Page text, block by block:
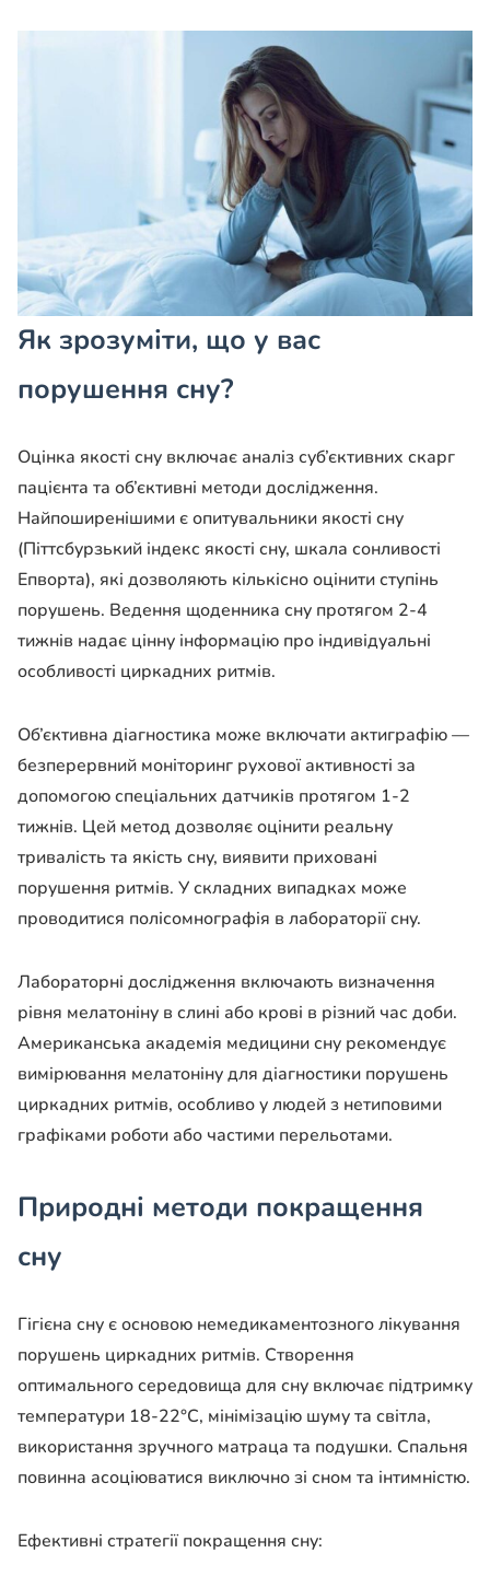
Як зрозуміти, що у вас
порушення сну?
Оцінка якості сну включає аналіз суб’єктивних скарг
пацієнта та об’єктивні методи дослідження.
Найпоширенішими є опитувальники якості сну
(Піттсбурзький індекс якості сну, шкала сонливості
Епворта), які дозволяють кількісно оцінити ступінь
порушень. Ведення щоденника сну протягом 2-4
тижнів надає цінну інформацію про індивідуальні
особливості циркадних ритмів.
Об’єктивна діагностика може включати актиграфію —
безперервний моніторинг рухової активності за
допомогою спеціальних датчиків протягом 1-2
тижнів. Цей метод дозволяє оцінити реальну
тривалість та якість сну, виявити приховані
порушення ритмів. У складних випадках може
проводитися полісомнографія в лабораторії сну.
Лабораторні дослідження включають визначення
рівня мелатоніну в слині або крові в різний час доби.
Американська академія медицини сну рекомендує
вимірювання мелатоніну для діагностики порушень
циркадних ритмів, особливо у людей з нетиповими
графіками роботи або частими перельотами.
Природні методи покращення
сну
Гігієна сну є основою немедикаментозного лікування
порушень циркадних ритмів. Створення
оптимального середовища для сну включає підтримку
температури 18-22°C, мінімізацію шуму та світла,
використання зручного матраца та подушки. Спальня
повинна асоціюватися виключно зі сном та інтимністю.
Ефективні стратегії покращення сну: